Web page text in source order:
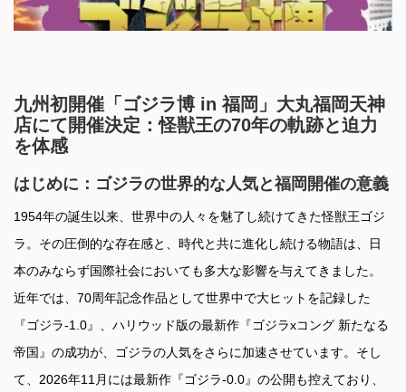
九州初開催「ゴジラ博 in 福岡」大丸福岡天神
店にて開催決定：怪獣王の70年の軌跡と迫力
を体感
はじめに：ゴジラの世界的な人気と福岡開催の意義
1954年の誕生以来、世界中の人々を魅了し続けてきた怪獣王ゴジ
ラ。その圧倒的な存在感と、時代と共に進化し続ける物語は、日
本のみならず国際社会においても多大な影響を与えてきました。
近年では、70周年記念作品として世界中で大ヒットを記録した
『ゴジラ-1.0』、ハリウッド版の最新作『ゴジラxコング 新たなる
帝国』の成功が、ゴジラの人気をさらに加速させています。そし
て、2026年11月には最新作『ゴジラ-0.0』の公開も控えており、